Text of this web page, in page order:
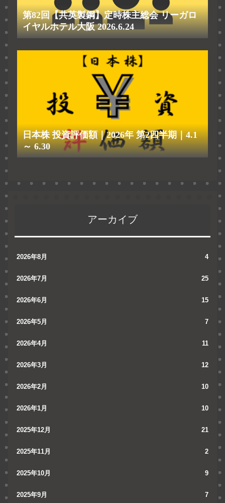
第82回【共英製鋼】定時株主総会 リーガロ
イヤルホテル大阪 2026.6.24
日本株 投資評価額｜2026年 第2四半期｜4.1
～ 6.30
アーカイブ
2026年8月 4
2026年7月 25
2026年6月 15
2026年5月 7
2026年4月 11
2026年3月 12
2026年2月 10
2026年1月 10
2025年12月 21
2025年11月 2
2025年10月 9
2025年9月 7